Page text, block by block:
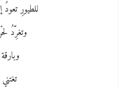
للطيورِ
وتغرِّدُ